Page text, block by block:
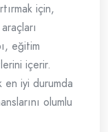
için,
eğitim
içerir.
en iyi durumda
olumlu